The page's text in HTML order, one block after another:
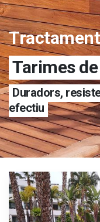
Tarimes
Duradors,
efectiu